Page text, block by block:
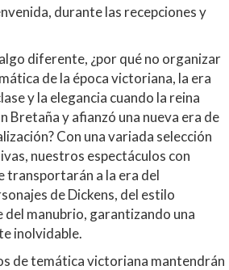
durante las recepciones y
diferente, ¿por qué no organizar
de la época victoriana, la era
y la elegancia cuando la reina
Bretaña y afianzó una nueva era de
Con una variada selección
nuestros espectáculos con
a la era del
de Dickens, del estilo
del manubrio, garantizando una
inolvidable.
de temática victoriana mantendrán